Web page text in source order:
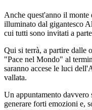
Anche quest'anno il monte
illuminato dal gigantesco
cui tutti sono invitati a
Qui si terrà, a partire dalle
"Pace nel Mondo" al
saranno accese le luci
vallata.
Un appuntamento davvero
generare forti emozioni e,